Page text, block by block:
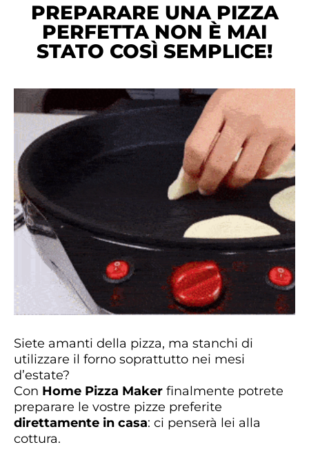
PREPARARE UNA PIZZA
PERFETTA NON È MAI
STATO COSÌ SEMPLICE!
Siete amanti della pizza, ma stanchi di
utilizzare il forno soprattutto nei mesi
d’estate?
Con Home Pizza Maker finalmente potrete
preparare le vostre pizze preferite
direttamente in casa: ci penserà lei alla
cottura.